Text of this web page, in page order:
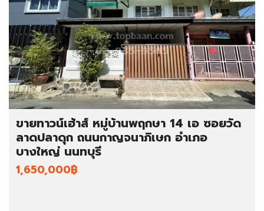
ขายทาวน์เฮ้าส์ หมู่บ้านพฤกษา 14 เอ ซอยวัด
ลาดปลาดุก ถนนกาญจนาภิเษก อำเภอ
บางใหญ่ นนทบุรี
1,650,000฿